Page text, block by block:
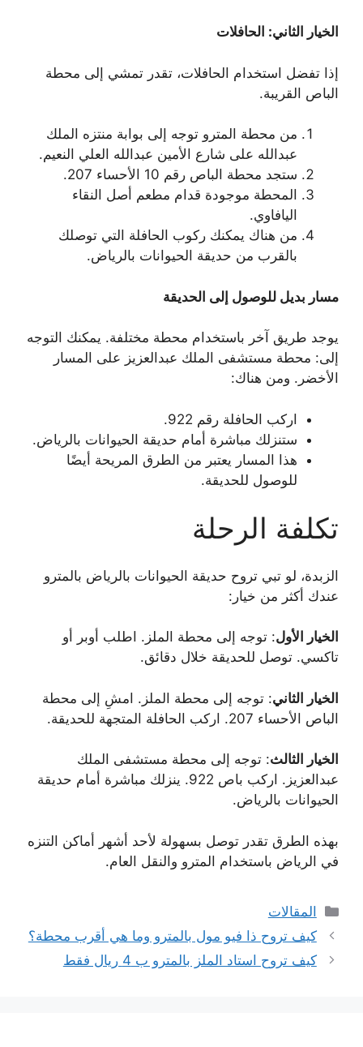
الخيار الثاني: الحافلات
إذا تفضل استخدام الحافلات، تقدر تمشي إلى محطة
الباص القريبة.
من محطة المترو توجه إلى بوابة منتزه الملك
عبدالله على شارع الأمين عبدالله العلي النعيم.
ستجد محطة الباص رقم 10 الأحساء 207.
المحطة موجودة قدام مطعم أصل النقاء
اليافاوي.
من هناك يمكنك ركوب الحافلة التي توصلك
بالقرب من حديقة الحيوانات بالرياض.
مسار بديل للوصول إلى الحديقة
يوجد طريق آخر باستخدام محطة مختلفة. يمكنك التوجه
إلى: محطة مستشفى الملك عبدالعزيز على المسار
الأخضر. ومن هناك:
اركب الحافلة رقم 922.
ستنزلك مباشرة أمام حديقة الحيوانات بالرياض.
هذا المسار يعتبر من الطرق المريحة أيضًا
للوصول للحديقة.
تكلفة الرحلة
الزبدة، لو تبي تروح حديقة الحيوانات بالرياض بالمترو
عندك أكثر من خيار:
الخيار الأول: توجه إلى محطة الملز. اطلب أوبر أو
تاكسي. توصل للحديقة خلال دقائق.
الخيار الثاني: توجه إلى محطة الملز. امشِ إلى محطة
الباص الأحساء 207. اركب الحافلة المتجهة للحديقة.
الخيار الثالث: توجه إلى محطة مستشفى الملك
عبدالعزيز. اركب باص 922. ينزلك مباشرة أمام حديقة
الحيوانات بالرياض.
بهذه الطرق تقدر توصل بسهولة لأحد أشهر أماكن التنزه
في الرياض باستخدام المترو والنقل العام.
التصنيفات
المقالات
كيف تروح ذا فيو مول بالمترو وما هي أقرب محطة؟
كيف تروح استاد الملز بالمترو ب 4 ريال فقط